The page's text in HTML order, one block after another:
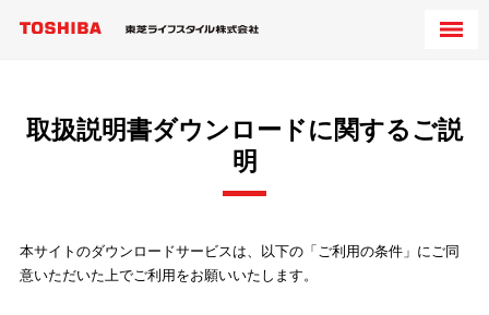
取扱説明書ダウンロードに関するご説
明
本サイトのダウンロードサービスは、以下の「ご利用の条件」にご同
意いただいた上でご利用をお願いいたします。